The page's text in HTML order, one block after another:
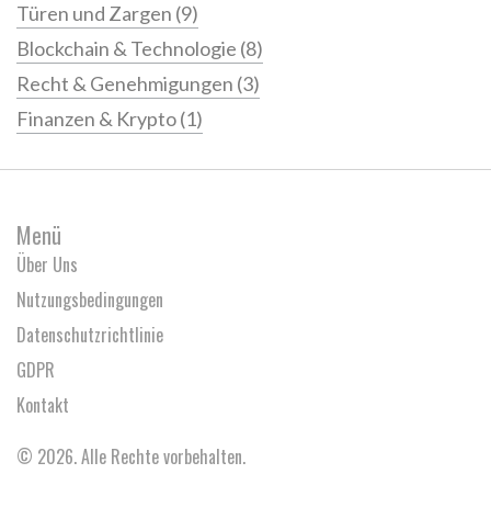
Türen und Zargen (9)
Blockchain & Technologie (8)
Recht & Genehmigungen (3)
Finanzen & Krypto(1)
Menü
Über Uns
Nutzungsbedingungen
Datenschutzrichtlinie
GDPR
Kontakt
© 2026. Alle Rechte vorbehalten.